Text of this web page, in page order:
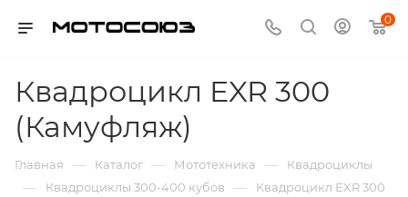
0
Квадроцикл EXR 300
(Камуфляж)
Главная — Каталог — Мототехника — Квадроциклы
— Квадроциклы 300-400 кубов — Квадроцикл EXR 300